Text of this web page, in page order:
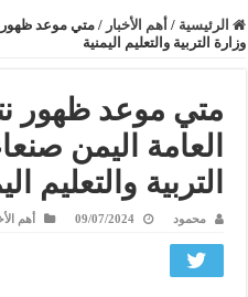
الرئيسية / أهم الأخبار /
وزارة التربية والتعليم اليمنية
متي موعد ظهور
التربية والتعليم
محمود 09/07/2024 أهم